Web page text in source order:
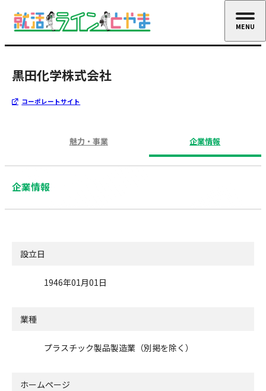
黒田化学株式会社
コーポレートサイト
魅力・事業 企業情報
企業情報
設立日
1946年01月01日
業種
プラスチック製品製造業（別掲を除く）
ホームページ
MENU